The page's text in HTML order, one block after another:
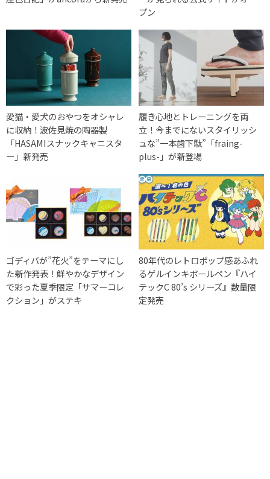
プン
愛猫・愛犬のおやつをオシャレ
に収納！波佐見焼の陶器製
「HASAMIスナックキャニスタ
ー」新発売
履き心地とトレーニングを両
立！今までにないスタイリッシ
ュな”一本歯下駄”「fraing-
plus-」が新登場
ゴディバが”花火”をテーマにし
た新作発表！鮮やかなデザイン
で彩った夏季限定「サマーコレ
クション」がステキ
80年代のレトロポップ感あふれ
るゲルインキボールペン『ハイ
テックC 80’s シリーズ』数量限
定発売